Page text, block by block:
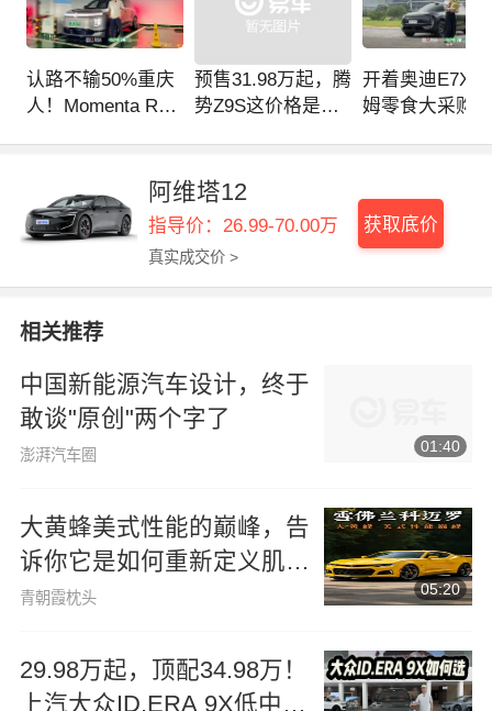
认路不输50%重庆
人！Momenta R7
预售31.98万起，腾
势Z9S这价格是不
开着奥迪E7X
姆零食大采购
阿维塔12
指导价：26.99-70.00万
真实成交价 >
获取底价
相关推荐
中国新能源汽车设计，终于
敢谈"原创"两个字了
澎湃汽车圈
01:40
大黄蜂美式性能的巅峰，告
诉你它是如何重新定义肌肉
车的
青朝霞枕头
05:20
29.98万起，顶配34.98万！
上汽大众ID.ERA 9X低中高